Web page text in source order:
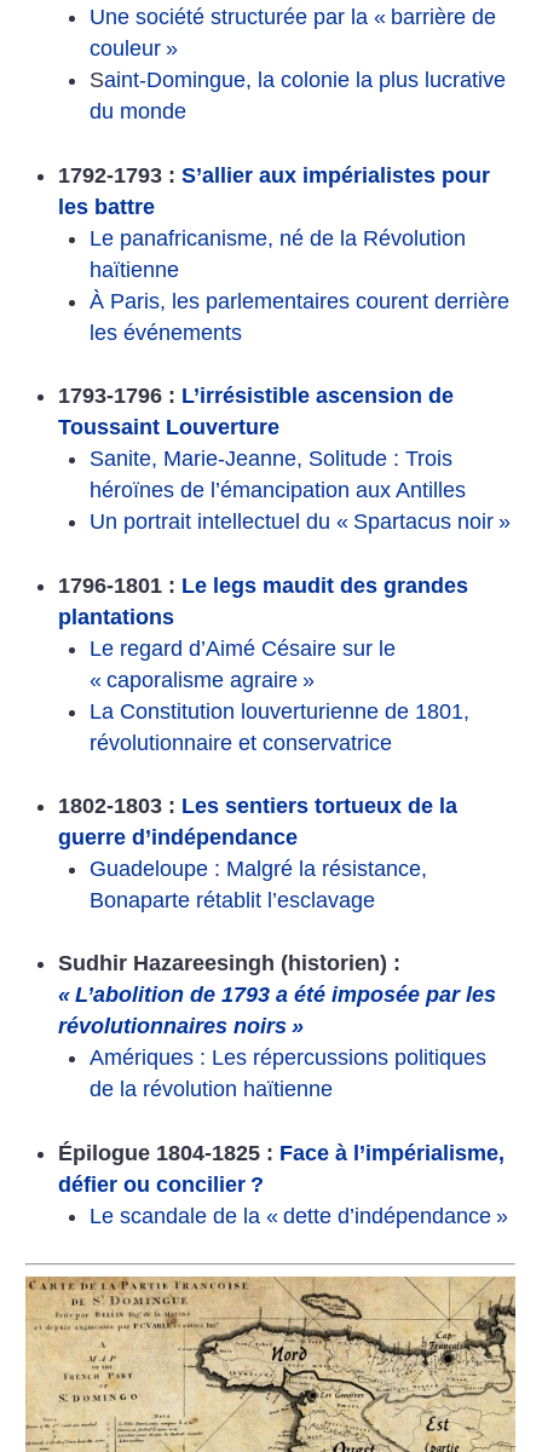
Une société structurée par la « barrière de
couleur »
Saint-Domingue, la colonie la plus lucrative
du monde
1792-1793 : S’allier aux impérialistes pour
les battre
Le panafricanisme, né de la Révolution
haïtienne
À Paris, les parlementaires courent derrière
les événements
1793-1796 : L’irrésistible ascension de
Toussaint Louverture
Sanite, Marie-Jeanne, Solitude : Trois
héroïnes de l’émancipation aux Antilles
Un portrait intellectuel du « Spartacus noir »
1796-1801 : Le legs maudit des grandes
plantations
Le regard d’Aimé Césaire sur le
« caporalisme agraire »
La Constitution louverturienne de 1801,
révolutionnaire et conservatrice
1802-1803 : Les sentiers tortueux de la
guerre d’indépendance
Guadeloupe : Malgré la résistance,
Bonaparte rétablit l’esclavage
Sudhir Hazareesingh (historien) :
« L’abolition de 1793 a été imposée par les
révolutionnaires noirs »
Amériques : Les répercussions politiques
de la révolution haïtienne
Épilogue 1804-1825 : Face à l’impérialisme,
défier ou concilier ?
Le scandale de la « dette d’indépendance »